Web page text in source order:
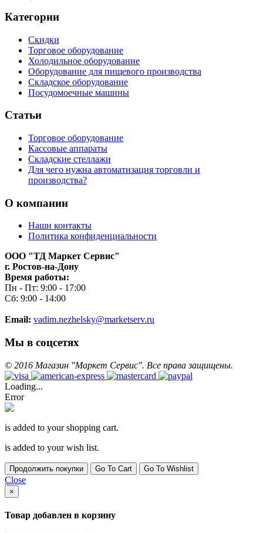
Категории
Скидки
Торговое оборудование
Холодильное оборудование
Оборудование для пищевого производства
Складское оборудование
Посудомоечные машины
Статьи
Торговое оборудование
Кассовые аппараты
Складские стеллажи
Для чего нужна автоматизация торговли и
производства?
О компании
Наши контакты
Политика конфиденциальности
ООО "ТД Маркет Сервис"
г. Ростов-на-Дону
Время работы:
Пн - Пт: 9:00 - 17:00
Сб: 9:00 - 14:00
Email: vadim.nezhelsky@marketserv.ru
Мы в соцсетях
© 2016 Магазин "Маркет Сервис". Все права защищены.
Loading...
Error
is added to your shopping cart.
is added to your wish list.
Продолжить покупки Go To Cart Go To Wishlist
Close
×
Товар добавлен в корзину